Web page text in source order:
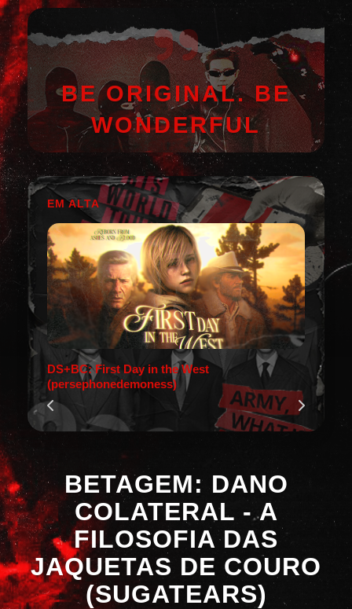
BE ORIGINAL. BE
WONDERFUL
EM ALTA
DS+BC: First Day in the West
(persephonedemoness)
BETAGEM: DANO
COLATERAL - A
FILOSOFIA DAS
JAQUETAS DE COURO
(SUGATEARS)